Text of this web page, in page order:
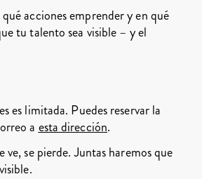
acciones emprender y en qué
tu talento sea visible – y el
es limitada. Puedes reservar la
a esta dirección.
ve, se pierde. Juntas haremos que